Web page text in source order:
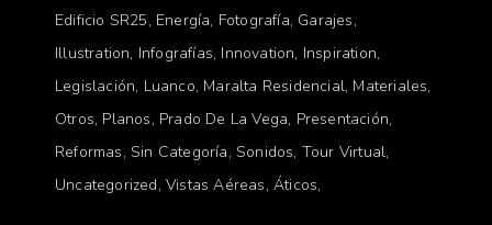
Edificio SR25 Energía Fotografía Garajes
Illustration Infografías Innovation Inspiration
Legislación Luanco Maralta Residencial Materiales
Otros Planos Prado De La Vega Presentación
Reformas Sin Categoría Sonidos Tour Virtual
Uncategorized Vistas Aéreas Áticos